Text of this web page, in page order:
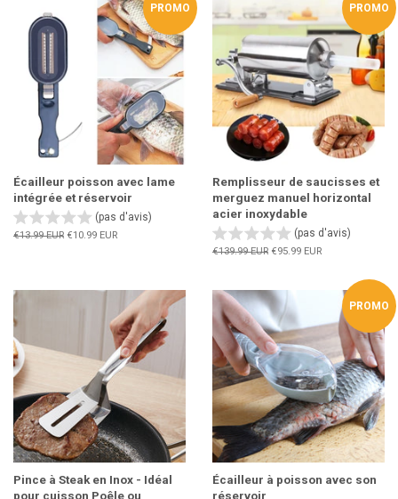
PROMO
Écailleur poisson avec lame
intégrée et réservoir
(pas d'avis)
Prix
€13.99 EUR Prix
€10.99 EUR
PROMO
Remplisseur de saucisses et
merguez manuel horizontal
acier inoxydable
(pas d'avis)
Prix
€139.99 EUR Prix
€95.99 EUR
Pince à Steak en Inox - Idéal
pour cuisson Poêle ou
PROMO
Écailleur à poisson avec son
réservoir